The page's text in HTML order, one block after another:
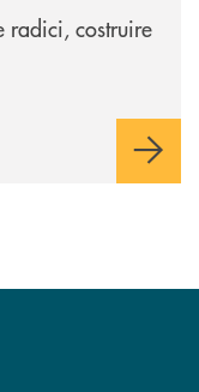
radici, costruire